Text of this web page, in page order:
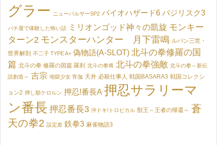
グラー
ニューパルサーSP2 バイオハザード6 バジリスク3
パチ屋で体験した怖い話 ミリオンゴッド神々の凱旋 モンキー
ターン2 モンスターハンター 月下雷鳴 ルパン三世・
世界解剖 不二子 TYPE A+ 偽物語(A-SLOT) 北斗の拳修羅の国
篇 北斗の拳 修羅の国篇 羅刹 北斗の拳将 北斗の拳強敵 北斗の拳～新伝
説創造～ 吉宗 地獄少女 宵伽 天井 必殺仕事人 戦国BASARA3 戦国コレクシ
ョン2 押し順ケロルン 押忍!番長A 押忍サラリーマ
ン番長 押忍番長3 沖ドキ!トロピカル 獣王～王者の帰還～ 蒼
天の拳2 設定差 鉄拳3 麻雀物語3